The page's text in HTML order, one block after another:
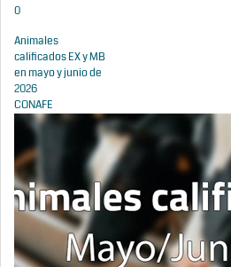
0
Animales
calificados EX y MB
en mayo y junio de
2026
CONAFE